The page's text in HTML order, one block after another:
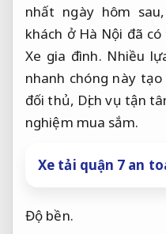
nhất ngày hôm
khách ở Hà Nội đã
Xe gia đình. Nhiều
nhanh chóng này
đối thủ, Dịch vụ tận
nghiệm mua sắm.
Xe tải quận 7 an
Độ bền.